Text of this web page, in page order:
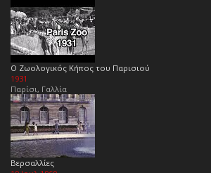
Ο Ζωολογικός Κήπος του Παρισιού
1931
Παρίσι, Γαλλία
Βερσαλλίες